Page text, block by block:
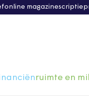
online magazine
ruimte en